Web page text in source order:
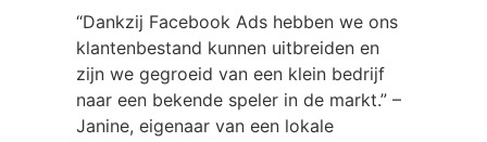
“Dankzij Facebook Ads hebben we ons
klantenbestand kunnen uitbreiden en
zijn we gegroeid van een klein bedrijf
naar een bekende speler in de markt.” –
Janine, eigenaar van een lokale